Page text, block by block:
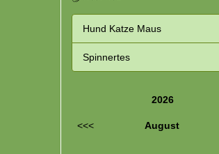
Hund Katze Maus
Spinnertes
2026
<<< August